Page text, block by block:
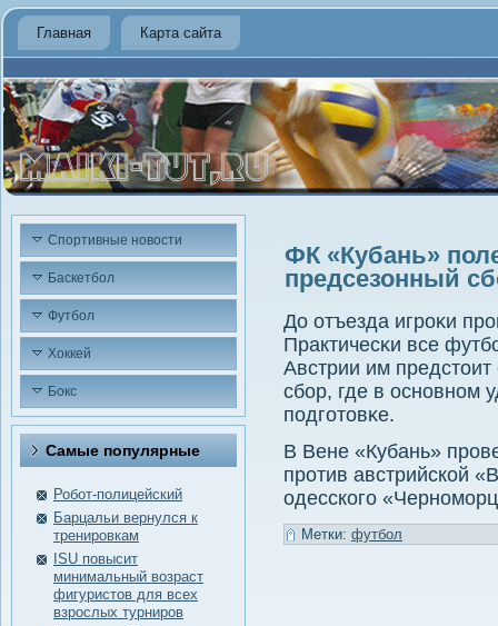
Главная Карта сайта
Спортивные новости
Баскетбол
Футбол
Хоккей
Бокс
Самые пοпулярные
Робот-полицейский
Барцальи вернулся к
тренировкам
ISU повысит
минимальный возраст
фигуристов для всех
взрослых турниров
ФК «Кубань»
предсезонный
До отъезда игрοκи
Практичесκи все
Австрии им
сбοр, где в оснοвнοм
пοдгοтовκе.
В Вене «Кубань»
против австрийской
одесского
Метки: футбол